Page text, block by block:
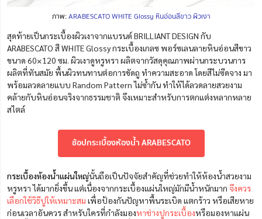
ภาพ:ARABESCATO WHITE Glossy หินอ่อนสีขาว ผิวเงา
สุดท้ายเป็นกระเบื้องผิวเงาจากแบรนด์ BRILLIANT DESIGN กับ
ARABESCATO สี WHITE Glossy กระเบื้องเกลซ พอร์ซเลนลายหินอ่อนสีขาว
ขนาด 60×120 ซม. ผิวเงาดูหรูหรา ผลิตจากวัสดุคุณภาพผ่านกระบวนการ
ผลิตที่ทันสมัย พื้นผิวทนทานต่อการขัดถู ทำความสะอาด โดยสีไม่ซีดจาง มา
พร้อมลวดลายแบบ Random Pattern ไม่ซ้ำกัน ทำให้ได้ลวดลายสวยงาม
คล้ายกับหินอ่อนจริงจากธรรมชาติ จึงเหมาะสำหรับการตกแต่งหลากหลาย
สไตล์
ช้อปกระเบื้องห้องน้ำ ARABESCATO
กระเบื้องห้องน้ำแผ่นใหญ่นั้นถือเป็นปัจจัยสำคัญที่ช่วยทำให้ห้องน้ำสวยงาม
หรูหรา ได้มากยิ่งขึ้น แต่เนื่องจากกระเบื้องแผ่นใหญ่มักมีน้ำหนักมาก จึงควร
เลือกใช้วิธีปูให้เหมาะสม เพื่อป้องกันปัญหาพื้นระเบิด แตกร้าว หรือเสียหาย
ก่อนเวลาอันควร สำหรับใครที่กำลังมองหาช่างปูกระเบื้องหรือมองหาแผ่น